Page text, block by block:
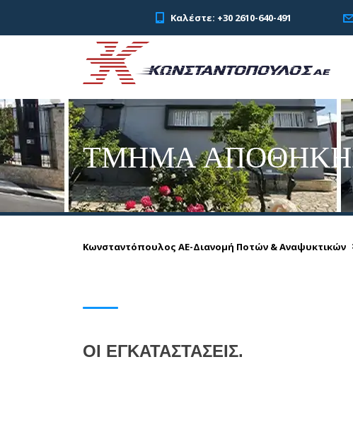
Καλέστε: +30 2610-640-491
ΤΜΉΜΑ
Κωνσταντόπουλος ΑΕ-Διανομή Ποτών & Αναψυκτικών
ΟΙ ΕΓΚΑΤΑΣΤΆΣΕΙΣ.